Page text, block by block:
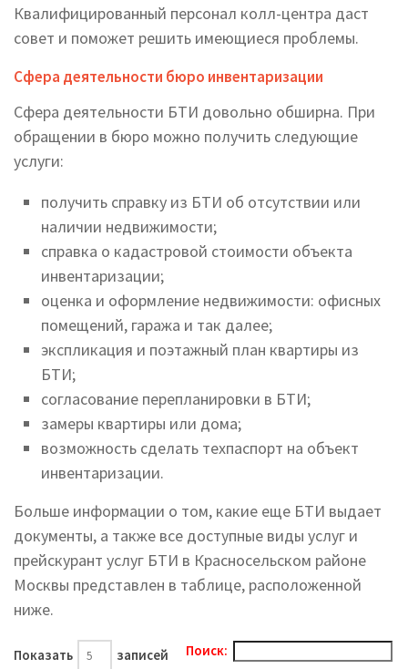
Квалифицированный персонал колл-центра даст
совет и поможет решить имеющиеся проблемы.
Сфера деятельности бюро инвентаризации
Сфера деятельности БТИ довольно обширна. При
обращении в бюро можно получить следующие
услуги:
получить справку из БТИ об отсутствии или
наличии недвижимости;
справка о кадастровой стоимости объекта
инвентаризации;
оценка и оформление недвижимости: офисных
помещений, гаража и так далее;
экспликация и поэтажный план квартиры из
БТИ;
согласование перепланировки в БТИ;
замеры квартиры или дома;
возможность сделать техпаспорт на объект
инвентаризации.
Больше информации о том, какие еще БТИ выдает
документы, а также все доступные виды услуг и
прейскурант услуг БТИ в Красносельском районе
Москвы представлен в таблице, расположенной
ниже.
Показать записей Поиск: